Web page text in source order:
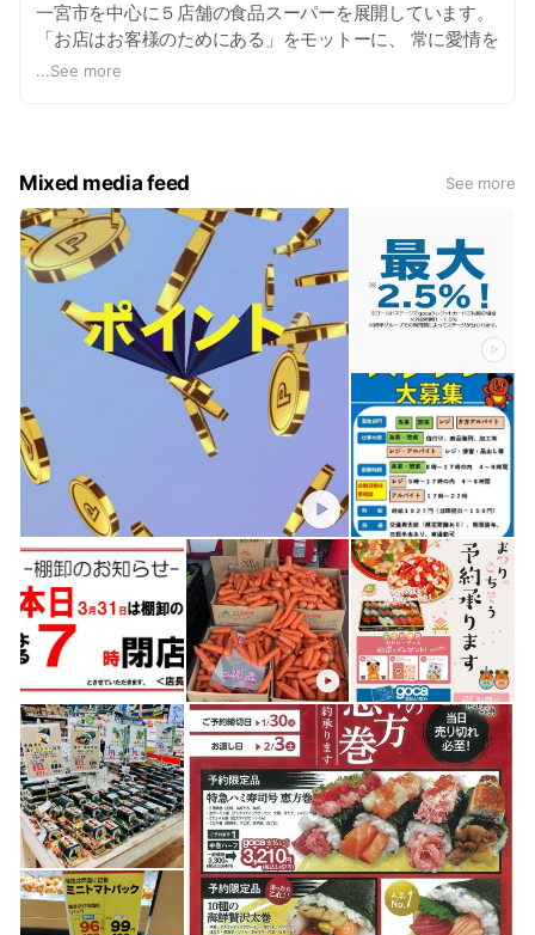
一宮市を中心に５店舗の食品スーパーを展開しています。
「お店はお客様のためにある」をモットーに、 常に愛情を
持ってお客様やお取引様に接するだけでなく、 地元に密着
...See more
Mixed media feed See more